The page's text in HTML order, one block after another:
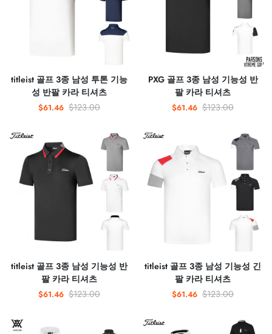
titleist 골프 3종 남성 투톤 기능
성 반팔 카라 티셔츠
$61.46 $123.00
PXG 골프 3종 남성 기능성 반
팔 카라 티셔츠
$61.46 $123.00
titleist 골프 3종 남성 기능성 반
팔 카라 티셔츠
$61.46 $123.00
titleist 골프 3종 남성 기능성 긴
팔 카라 티셔츠
$61.46 $123.00